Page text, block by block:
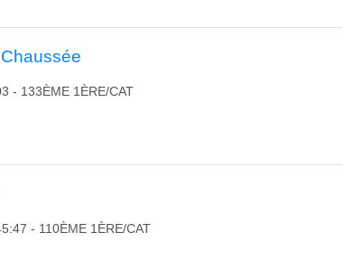
- 133ÈME 1ÈRE/CAT
- 110ÈME 1ÈRE/CAT